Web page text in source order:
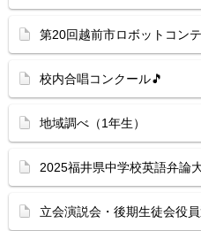
第20回越前市ロボットコン
校内合唱コンクール🎵
地域調べ（1年生）
2025福井県中学校英語弁論
立会演説会・後期生徒会役